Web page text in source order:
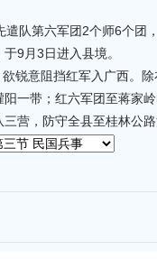
遣队第六军团2个师6个团
9月3日进入县境。
锐意阻挡红军入广西。
一带；红六军团至蒋家
营，防守全县至桂林公